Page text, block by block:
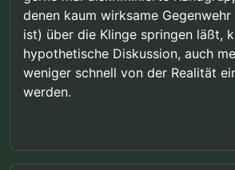
denen kaum wirksame
ist) über die Klinge springen läßt,
hypothetische Diskussion, auch
weniger schnell von der Realität
werden.